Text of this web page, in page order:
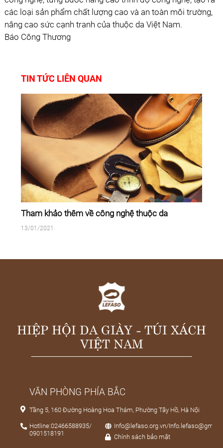
các loại sản phẩm chất lượng cao và an toàn môi trường,
nâng cao sức cạnh tranh của thuộc da Việt Nam.
Báo Công Thương
TIN TỨC LIÊN QUAN
Tham khảo thêm về công nghệ thuộc da
13/01/2021
HIỆP HỘI DA GIÀY - TÚI XÁCH
VIỆT NAM
VĂN PHÒNG PHÍA BẮC
Tầng 5, 160 Đường Hoàng Hoa Thám, Phường Tây Hồ, Hà Nội
Hotline:02466588935/
0901518191
Info@lefaso.org.vn/
Chính sách bảo mật